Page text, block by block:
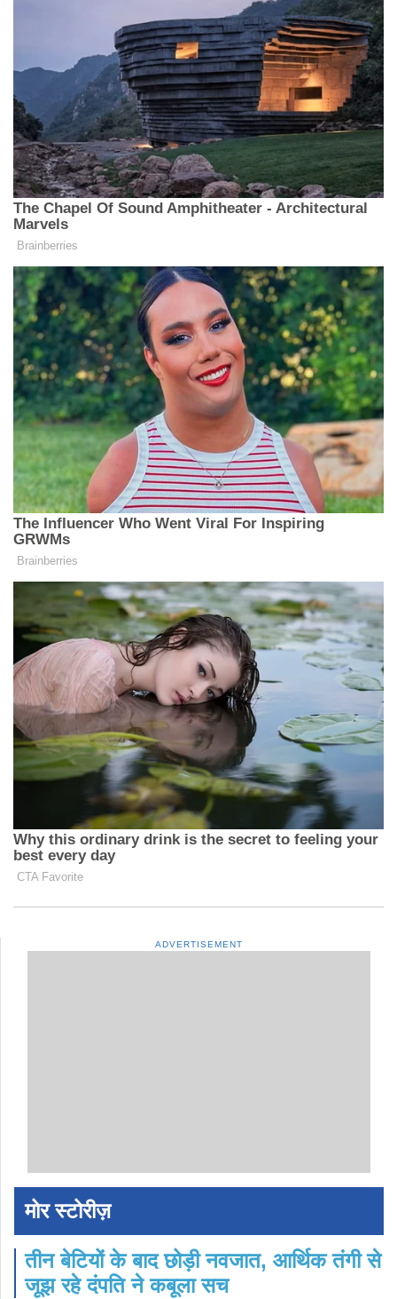
ADVERTISEMENT
मोर स्टोरीज़
तीन बेटियों के बाद छोड़ी नवजात, आर्थिक तंगी से
जूझ रहे दंपति ने कबूला सच